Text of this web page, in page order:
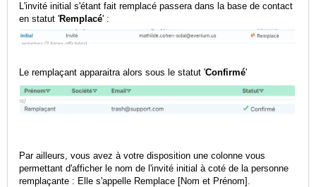
L'invité initial s'étant fait remplacé passera dans la base de contact
en statut 'Remplacé' :
Le remplaçant apparaitra alors sous le statut 'Confirmé'
Par ailleurs, vous avez à votre disposition une colonne vous
permettant d'afficher le nom de l'invité initial à coté de la personne
remplaçante : Elle s'appelle Remplace [Nom et Prénom].